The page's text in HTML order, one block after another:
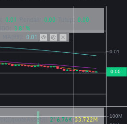
0.01 0.00 Tutup: 0.00
3.81%
0.01
Vol({{quoteAsset}}) 216.76K 33.722M